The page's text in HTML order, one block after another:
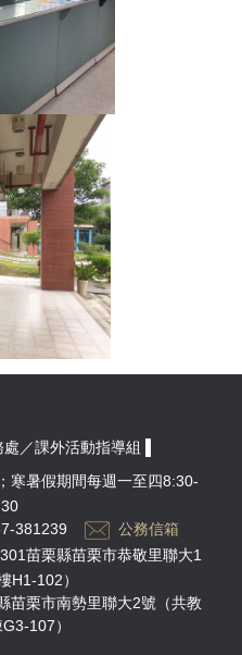
／課外活動指導組 ▌
；寒暑假期間每週一至四8:30-
381239
公務信箱
苗栗縣苗栗市恭敬里聯大1
H1-102）
栗市南勢里聯大2號（共教
107）